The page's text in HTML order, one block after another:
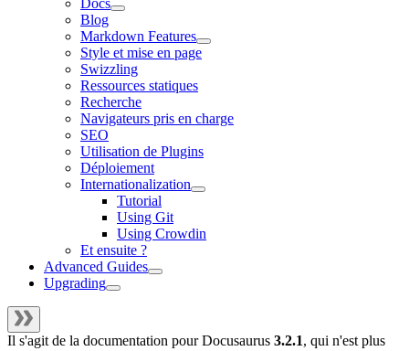
Docs
Blog
Markdown Features
Style et mise en page
Swizzling
Ressources statiques
Recherche
Navigateurs pris en charge
SEO
Utilisation de Plugins
Déploiement
Internationalization
Tutorial
Using Git
Using Crowdin
Et ensuite ?
Advanced Guides
Upgrading
Il s'agit de la documentation pourDocusaurus 3.2.1, qui n'est plus